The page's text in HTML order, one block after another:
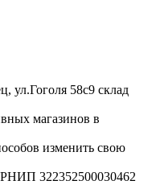
ул.Гоголя 58с9 склад
магазинов в
изменить свою
322352500030462